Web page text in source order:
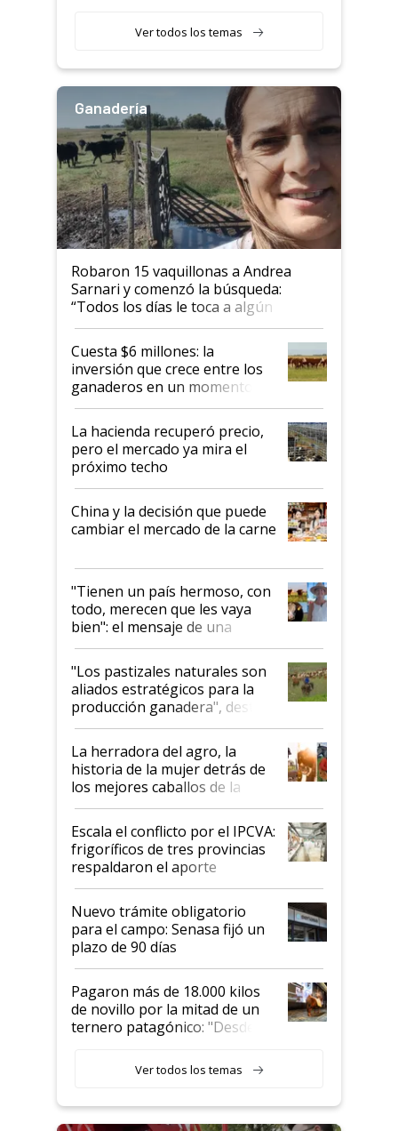
Ver todos los temas
Ganadería
Robaron 15 vaquillonas a Andrea
Sarnari y comenzó la búsqueda:
“Todos los días le toca a algún
productor”
Cuesta $6 millones: la
inversión que crece entre los
ganaderos en un momento
histórico para la actividad
La hacienda recuperó precio,
pero el mercado ya mira el
próximo techo
China y la decisión que puede
cambiar el mercado de la carne
"Tienen un país hermoso, con
todo, merecen que les vaya
bien": el mensaje de una
ganadera uruguaya sobre las
oportunidades que se abren
para el agro en Argentina, con
foco en la carne
"Los pastizales naturales son
aliados estratégicos para la
producción ganadera", destaca
la iniciativa que ya reúne a 46
establecimientos en Argentina
La herradora del agro, la
historia de la mujer detrás de
los mejores caballos de la
Argentina y los mitos que
todavía hacen sufrir a estos
animales: "Mientras me
descalificaban, yo seguí
haciendo currículum"
Escala el conflicto por el IPCVA:
frigoríficos de tres provincias
respaldaron el aporte
obligatorio
Nuevo trámite obligatorio
para el campo: Senasa fijó un
plazo de 90 días
Pagaron más de 18.000 kilos
de novillo por la mitad de un
ternero patagónico: "Desde
llamar la atención"
Ver todos los temas